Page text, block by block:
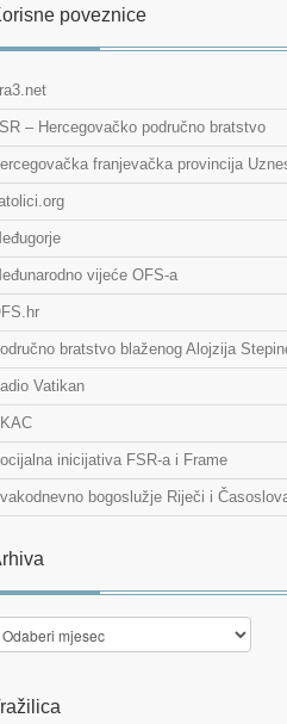
poveznice
– Hercegovačko područno bratstvo
franjevačka provincija
vijeće OFS-a
bratstvo blaženog Alojzija
Vatikan
inicijativa FSR-a i Frame
bogoslužje Riječi i